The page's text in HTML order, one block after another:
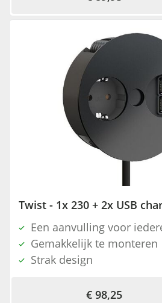
Twist - 1x 230 + 2x USB
Een aanvulling voor
Gemakkelijk te monteren
Strak design
€ 98,25